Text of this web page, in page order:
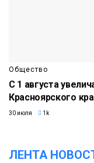
Общество
С 1 августа
Красноярского
30 июля 1k
ЛЕНТА